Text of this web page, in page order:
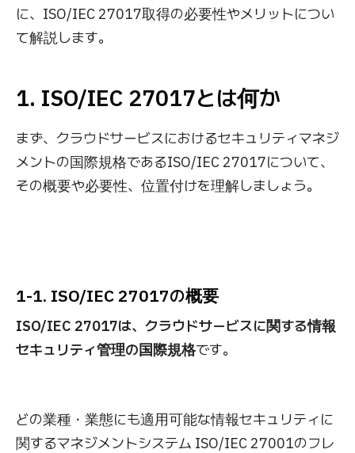
に、ISO/IEC 27017取得の必要性やメリットについ
て解説します。
1. ISO/IEC 27017とは何か
まず、クラウドサービスにおけるセキュリティマネジ
メントの国際規格であるISO/IEC 27017について、
その概要や必要性、位置付けを理解しましょう。
1-1. ISO/IEC 27017の概要
ISO/IEC 27017は、クラウドサービスに関する情報
セキュリティ管理の国際規格です。
どの業種・業態にも適用可能な情報セキュリティに
関するマネジメントシステム ISO/IEC 27001のフレ